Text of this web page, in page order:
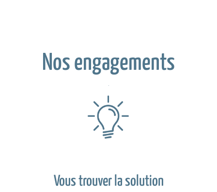
Nos engagements
Vous trouver la solution